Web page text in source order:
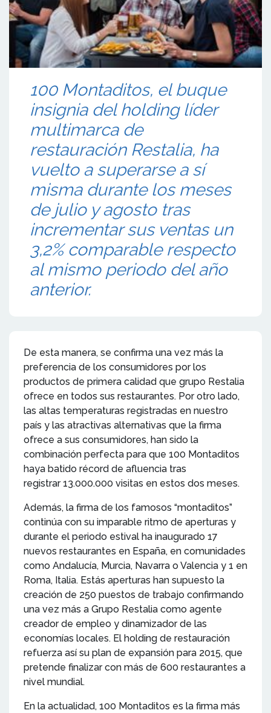
100 Montaditos, el buque
insignia del holding líder
multimarca de
restauración Restalia, ha
vuelto a superarse a sí
misma durante los meses
de julio y agosto tras
incrementar sus ventas un
3,2% comparable respecto
al mismo periodo del año
anterior.
De esta manera, se confirma una vez más la
preferencia de los consumidores por los
productos de primera calidad que grupo Restalia
ofrece en todos sus restaurantes. Por otro lado,
las altas temperaturas registradas en nuestro
país y las atractivas alternativas que la firma
ofrece a sus consumidores, han sido la
combinación perfecta para que 100 Montaditos
haya batido récord de afluencia tras
registrar 13.000.000 visitas en estos dos meses.
Además, la firma de los famosos “montaditos”
continúa con su imparable ritmo de aperturas y
durante el periodo estival ha inaugurado 17
nuevos restaurantes en España, en comunidades
como Andalucía, Murcia, Navarra o Valencia y 1 en
Roma, Italia. Estás aperturas han supuesto la
creación de 250 puestos de trabajo confirmando
una vez más a Grupo Restalia como agente
creador de empleo y dinamizador de las
economías locales. El holding de restauración
refuerza así su plan de expansión para 2015, que
pretende finalizar con más de 600 restaurantes a
nivel mundial.
En la actualidad, 100 Montaditos es la firma más